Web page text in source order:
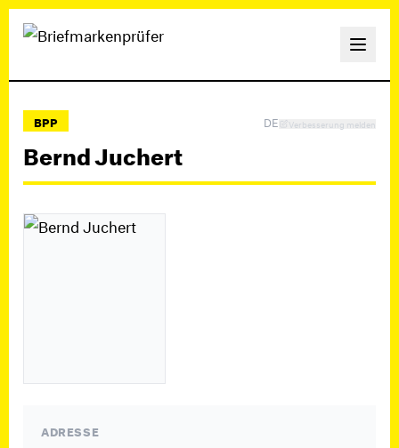
BPP DE Verbesserung melden
Bernd Juchert
ADRESSE